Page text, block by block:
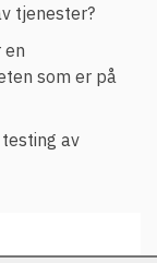
tjenester?
en
som er på
av